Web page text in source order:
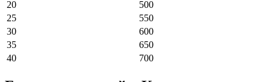
20
500
25
550
30
600
35
650
40
700